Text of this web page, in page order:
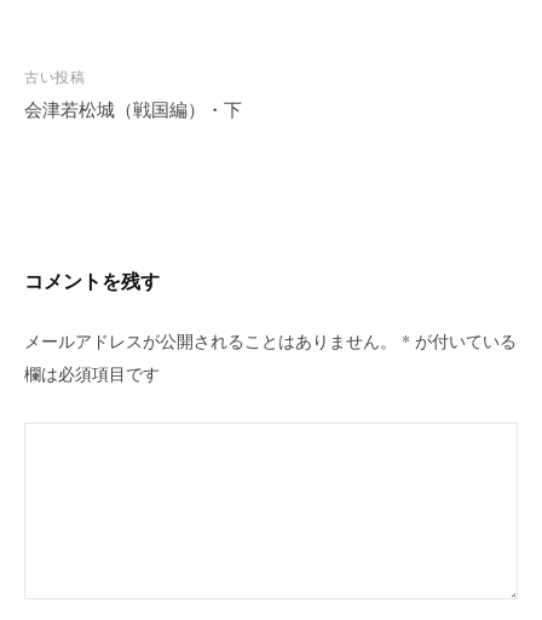
投
稿
シ
ョ
ン
古い投稿
会津若松城（戦国編）・下
コメントを残す
メールアドレスが公開されることはありません。 * が付いている
欄は必須項目です